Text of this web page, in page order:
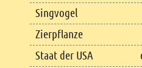
Singvogel
Zierpflanze
Staat der USA